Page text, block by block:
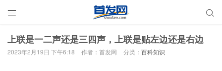
 
上联是一二声还是三四声，上联是贴左边还是右边
2023年2月19日 下午6:18 作者：首发网 分类： 百科知识